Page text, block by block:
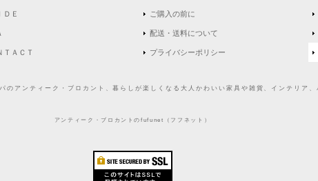
ＤＥ
ＴＡＣＴ
ご購入の前に
配送・送料について
プライバシーポリシー
アンティーク・ブロカント、暮らしが楽しくなる大人かわいい家具や雑貨、インテリア
アンティーク・ブロカントのfufunet（フフネット）